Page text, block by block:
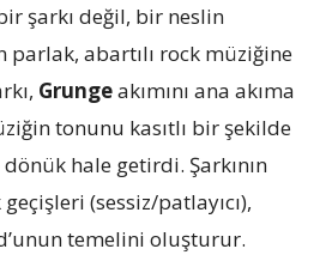
şarkı değil, bir neslin
parlak, abartılı rock müziğine
Grungeakımını ana akıma
tonunu kasıtlı bir şekilde
hale getirdi. Şarkının
(sessiz/patlayıcı),
temelini oluşturur.